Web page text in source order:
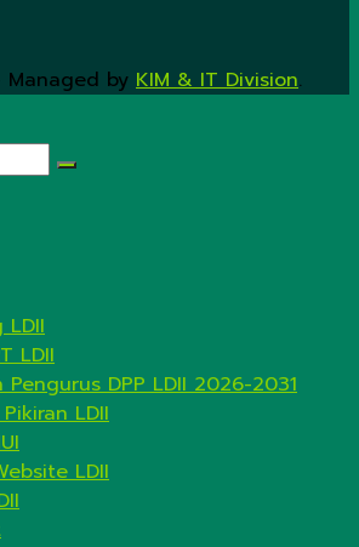
Managed by KIM & IT Division.
LDII
LDII
Pengurus DPP LDII 2026-2031
LDII
LDII